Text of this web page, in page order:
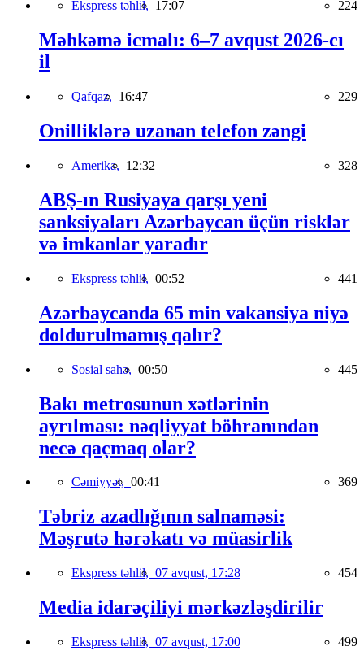
Ekspress təhlil, 17:07 224
Məhkəmə icmalı: 6–7 avqust 2026-cı
il
Qafqaz, 16:47 229
Onilliklərə uzanan telefon zəngi
Amerika, 12:32 328
ABŞ-ın Rusiyaya qarşı yeni
sanksiyaları Azərbaycan üçün risklər
və imkanlar yaradır
Ekspress təhlil, 00:52 441
Azərbaycanda 65 min vakansiya niyə
doldurulmamış qalır?
Sosial sahə, 00:50 445
Bakı metrosunun xətlərinin
ayrılması: nəqliyyat böhranından
necə qaçmaq olar?
Cəmiyyət, 00:41 369
Təbriz azadlığının salnaməsi:
Məşrutə hərəkatı və müasirlik
Ekspress təhlil, 07 avqust, 17:28 454
Media idarəçiliyi mərkəzləşdirilir
Ekspress təhlil, 07 avqust, 17:00 499